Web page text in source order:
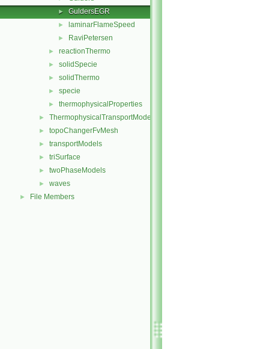
► GuldersEGR
► laminarFlameSpeed
► RaviPetersen
► reactionThermo
► solidSpecie
► solidThermo
► specie
► thermophysicalProperties
► ThermophysicalTransportModels
► topoChangerFvMesh
► transportModels
► triSurface
► twoPhaseModels
► waves
► File Members